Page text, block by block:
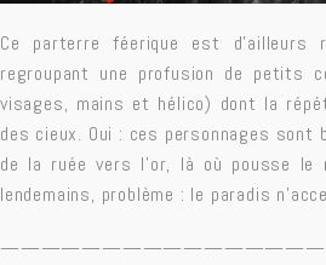
Ce parterre féerique est d’ailleurs
regroupant une profusion de petits
visages, mains et hélico) dont la
des cieux. Oui : ces personnages sont
de la ruée vers l’or, là où pousse le
lendemains, problème : le paradis